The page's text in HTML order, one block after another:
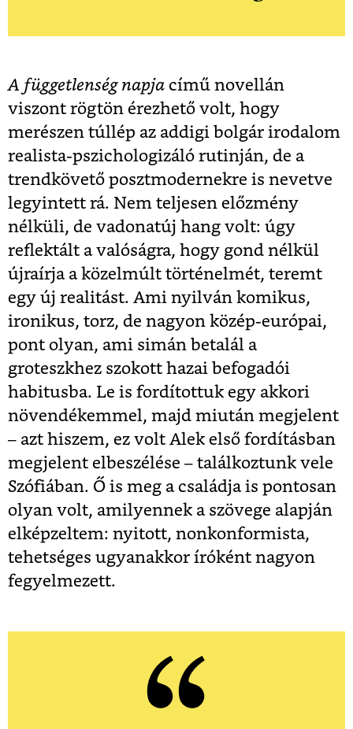
A függetlenség napja című novellán
viszont rögtön érezhető volt, hogy
merészen túllép az addigi bolgár irodalom
realista-pszichologizáló rutinján, de a
trendkövető posztmodernekre is nevetve
legyintett rá. Nem teljesen előzmény
nélküli, de vadonatúj hang volt: úgy
reflektált a valóságra, hogy gond nélkül
újraírja a közelmúlt történelmét, teremt
egy új realitást. Ami nyilván komikus,
ironikus, torz, de nagyon közép-európai,
pont olyan, ami simán betalál a
groteszkhez szokott hazai befogadói
habitusba. Le is fordítottuk egy akkori
növendékemmel, majd miután megjelent
– azt hiszem, ez volt Alek első fordításban
megjelent elbeszélése – találkoztunk vele
Szófiában. Ő is meg a családja is pontosan
olyan volt, amilyennek a szövege alapján
elképzeltem: nyitott, nonkonformista,
tehetséges ugyanakkor íróként nagyon
fegyelmezett.